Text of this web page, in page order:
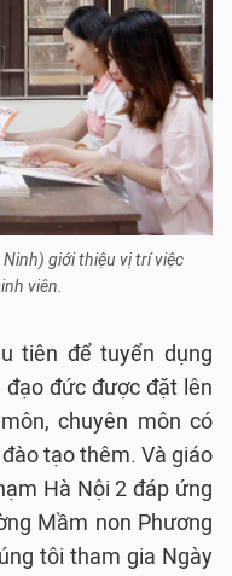
giới thiệu vị trí việc
viên.
tiên để tuyển dụng
đạo đức được đặt lên
chuyên môn có
tạo thêm. Và giáo
Hà Nội 2 đáp ứng
Mầm non Phương
tôi tham gia Ngày